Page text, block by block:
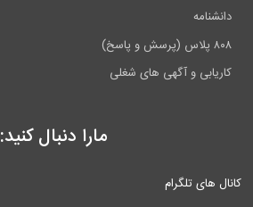
دانشنامه
۸۰۸ پلاس (پرسش و پاسخ)
کاریابی و آگهی های شغلی
مارا دنبال کنید:
کانال های تلگرام